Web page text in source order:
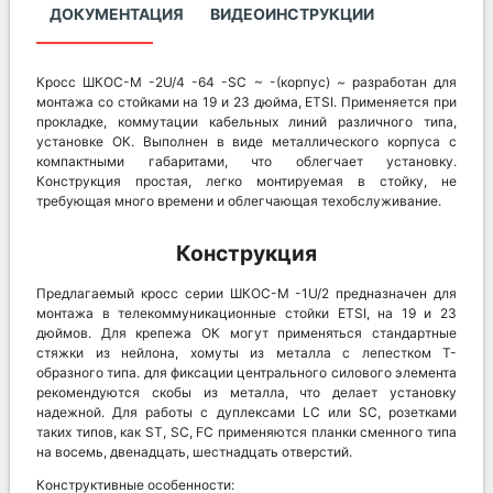
ДОКУМЕНТАЦИЯ ВИДЕОИНСТРУКЦИИ
Кросс ШКОС-М -2U/4 -64 -SC ~ -(корпус) ~ разработан для
монтажа со стойками на 19 и 23 дюйма, ETSI. Применяется при
прокладке, коммутации кабельных линий различного типа,
установке ОК. Выполнен в виде металлического корпуса с
компактными габаритами, что облегчает установку.
Конструкция простая, легко монтируемая в стойку, не
требующая много времени и облегчающая техобслуживание.
Конструкция
Предлагаемый кросс серии ШКОС-М -1U/2 предназначен для
монтажа в телекоммуникационные стойки ETSI, на 19 и 23
дюймов. Для крепежа ОК могут применяться стандартные
стяжки из нейлона, хомуты из металла с лепестком Т-
образного типа. для фиксации центрального силового элемента
рекомендуются скобы из металла, что делает установку
надежной. Для работы с дуплексами LC или SC, розетками
таких типов, как ST, SC, FC применяются планки сменного типа
на восемь, двенадцать, шестнадцать отверстий.
Конструктивные особенности: